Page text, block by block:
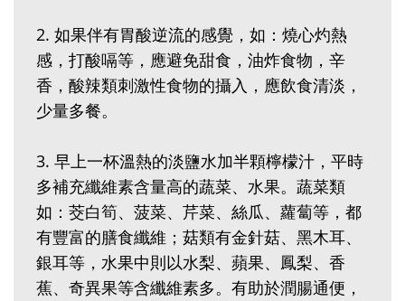
2‭.‬ 如果伴有胃酸逆流的感覺，如：燒心灼熱
感，打酸嗝等，應避免甜食，油炸食物，辛
香，酸辣類刺激性食物的攝入，應飲食清淡，
少量多餐。‭ ‬
3‭.‬ 早上一杯溫熱的淡鹽水加半顆檸檬汁，平時
多補充纖維素含量高的蔬菜、水果。蔬菜類
如：茭白筍、菠菜、芹菜、絲瓜、蘿蔔等，都
有豐富的膳食纖維；菇類有金針菇、黑木耳、
銀耳等，水果中則以水梨、蘋果、鳳梨、香
蕉、奇異果等含纖維素多。有助於潤腸通便，